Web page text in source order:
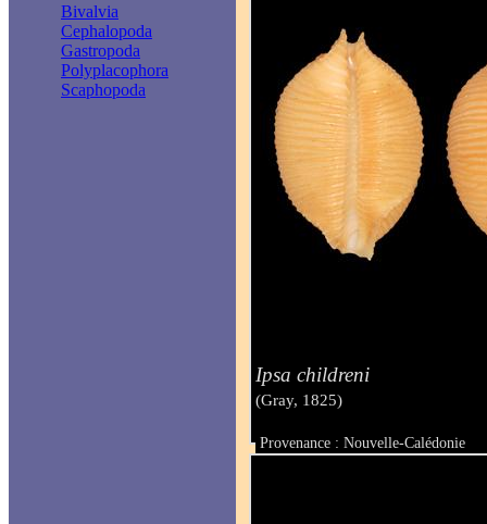
Bivalvia
Cephalopoda
Gastropoda
Polyplacophora
Scaphopoda
Ipsa childreni
(Gray, 1825)
Provenance : Nouvelle-Calédonie
Taille : 19 mm